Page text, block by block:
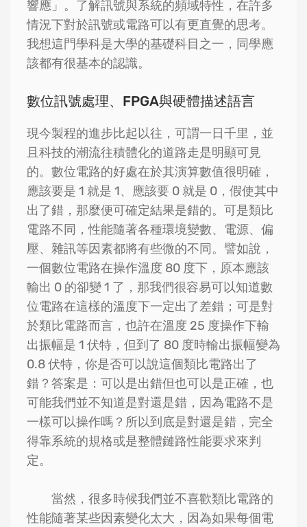
響應」。了解訊號與系統的頻域特性，在許多
情況下對於訊號或電路可以有更直覺的思考。
我想這門學科是大學的基礎科目之一，同學應
該都有很基本的認識。
數位訊號處理、FPGA與硬體描述語言
現今製程的進步比起以往，可謂一日千里，並
且科技的潮流往積體化的道路走是明顯可見
的。數位電路的好處在於其演算數值很明確，
應該要是 1 就是 1、應該要 0 就是 0，假使其中
出了錯，那麼便可確定結果是錯的。可是類比
電路不同，性能隨著各種環境變數、電源、偏
壓、雜訊等因素都將有些微的不同。譬如說，
一個數位電路在操作溫度 80 度下，原本應該
輸出 0 的卻變 1 了，那我們很容易可以知道數
位電路在這樣的溫度下一定出了差錯；可是對
於類比電路而言，也許在溫度 25 度操作下輸
出振幅是 1 伏特，但到了 80 度時輸出振幅變為
0.8 伏特，你是否可以說這個類比電路出了
錯？答案是：可以是出錯但也可以是正確，也
可能我們並不知道是對還是錯，因為電路不是
一樣可以操作嗎？所以到底是對還是錯，完全
得靠系統的規格或是整體鏈路性能要求來判
定。
當然，很多時候我們並不喜歡類比電路的
性能隨著某些因素變化太大，因為如果每個電